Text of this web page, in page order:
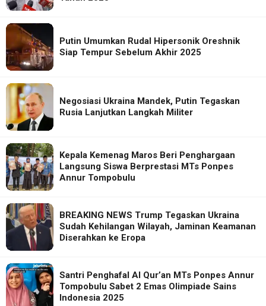
Putin Umumkan Rudal Hipersonik Oreshnik
Siap Tempur Sebelum Akhir 2025
Negosiasi Ukraina Mandek, Putin Tegaskan
Rusia Lanjutkan Langkah Militer
Kepala Kemenag Maros Beri Penghargaan
Langsung Siswa Berprestasi MTs Ponpes
Annur Tompobulu
BREAKING NEWS Trump Tegaskan Ukraina
Sudah Kehilangan Wilayah, Jaminan Keamanan
Diserahkan ke Eropa
Santri Penghafal Al Qur’an MTs Ponpes Annur
Tompobulu Sabet 2 Emas Olimpiade Sains
Indonesia 2025